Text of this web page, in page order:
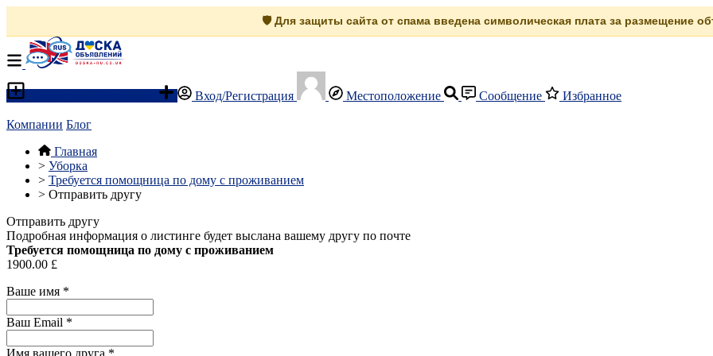
🛡️ Для защиты сайта от спама введена символическая плата за размещение
Вход/Регистрация Местоположение Сообщение Избранное
Компании Блог
Главная
> Уборка
> Требуется помощница по дому с проживанием
> Отправить другу
Отправить другу
Подробная информация о листинге будет выслана вашему другу по почте
Требуется помощница по дому с проживанием
1900.00 £
Ваше имя *
Ваш Email *
Имя вашего друга *